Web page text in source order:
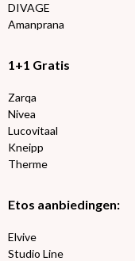
DIVAGE
Amanprana
1+1 Gratis
Zarqa
Nivea
Lucovitaal
Kneipp
Therme
Etos aanbiedingen:
Elvive
Studio Line